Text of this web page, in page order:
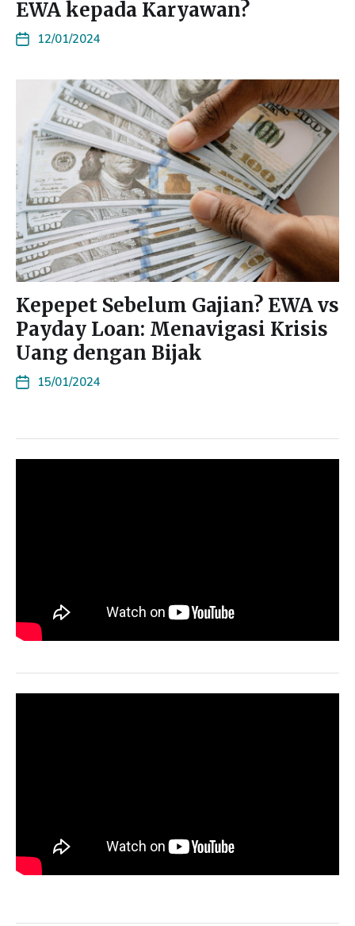
EWA kepada Karyawan?
12/01/2024
Kepepet Sebelum Gajian? EWA vs
Payday Loan: Menavigasi Krisis
Uang dengan Bijak
15/01/2024